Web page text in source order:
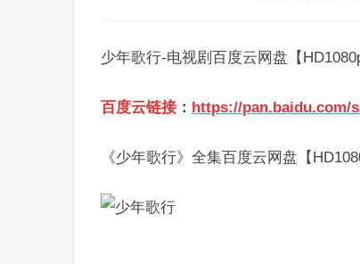
少年歌行-电视剧百度云网盘【
百度云链接 ： https://pan.baidu.com/
《少年歌行》全集百度云网盘【